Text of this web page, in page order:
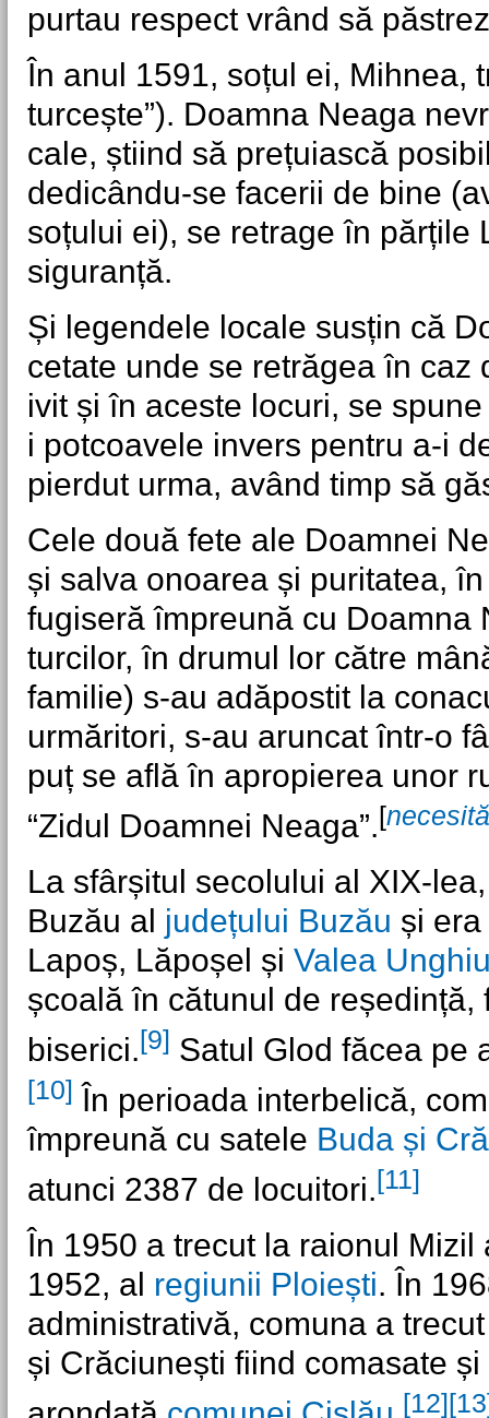
purtau respect vrând să
În anul 1591, soțul ei, Mihnea,
turcește”). Doamna Neaga
cale, știind să prețuiască
dedicându-se facerii de bine
soțului ei), se retrage în părțile
siguranță.
Și legendele locale susțin că
cetate unde se retrăgea în
ivit și în aceste locuri, se
i potcoavele invers pentru a-i
pierdut urma, având timp să
Cele două fete ale Doamnei
și salva onoarea și puritatea,
fugiseră împreună cu Doamna
turcilor, în drumul lor către
familie) s-au adăpostit la
urmăritori, s-au aruncat într-o
puț se află în apropierea unor
“Zidul Doamnei Neaga”.[
La sfârșitul secolului al XIX-
Buzău al județului Buzău și
Lapoș, Lăpoșel și Valea
școală în cătunul de
biserici.[9] Satul Glod făcea pe
[10] În perioada interbelică,
împreună cu satele Buda și
atunci 2387 de locuitori.[11]
În 1950 a trecut la raionul
1952, al regiunii Ploiești. În
administrativă, comuna a
și Crăciunești fiind comasate
[12]